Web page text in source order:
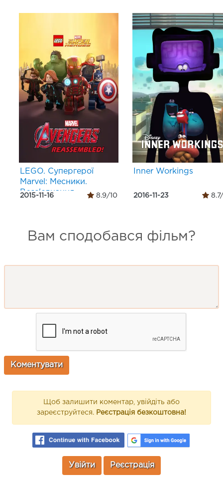
LEGO. Супергерої
Marvel: Месники.
Возз'єднання
2015-11-16 8.9/10
Inner Workings
2016-11-23
Вам сподобався фільм?
Щоб залишити коментар, увійдіть або
зареєструйтеся. Реєстрація безкоштовна!
Увійти Реєстрація